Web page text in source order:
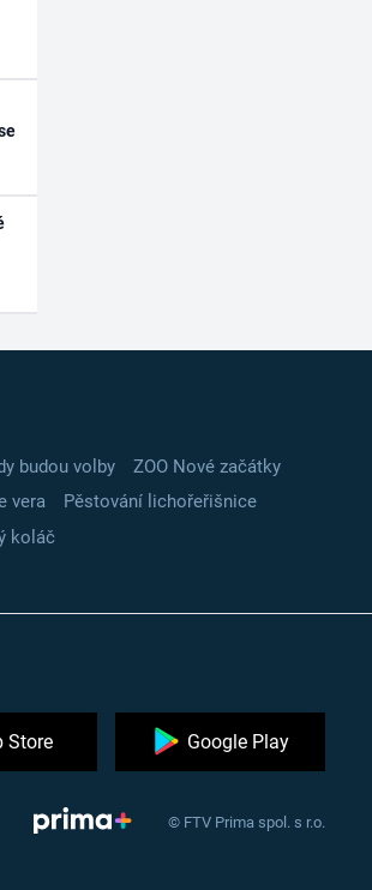
budou volby
ZOO Nové začátky
vera
Pěstování lichořeřišnice
koláč
Store Google Play
© FTV Prima spol. s r.o.